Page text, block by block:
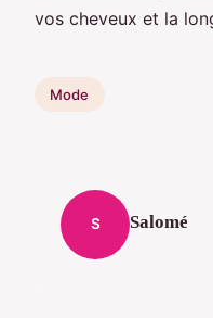
vos cheveux et la
Mode
S Salomé